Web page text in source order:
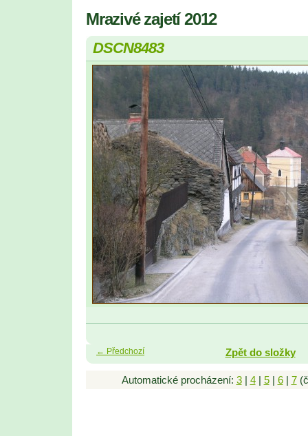
Mrazivé zajetí 2012
DSCN8483
← Předchozí Zpět do složky
Automatické procházení: 3| 4| 5| 6| 7